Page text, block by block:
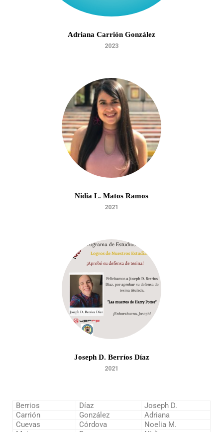
Adriana Carrión González
2023
Nidia L. Matos Ramos
2021
Joseph D. Berríos Díaz
2021
Berrios Díaz
Joseph D.
Carrión
González
Adriana
Cuevas
Córdova
Noelia M.